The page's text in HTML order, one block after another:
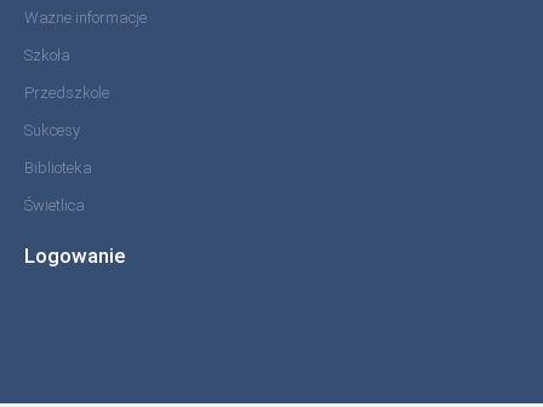
Ważne informacje
Szkoła
Przedszkole
Sukcesy
Biblioteka
Świetlica
Logowanie